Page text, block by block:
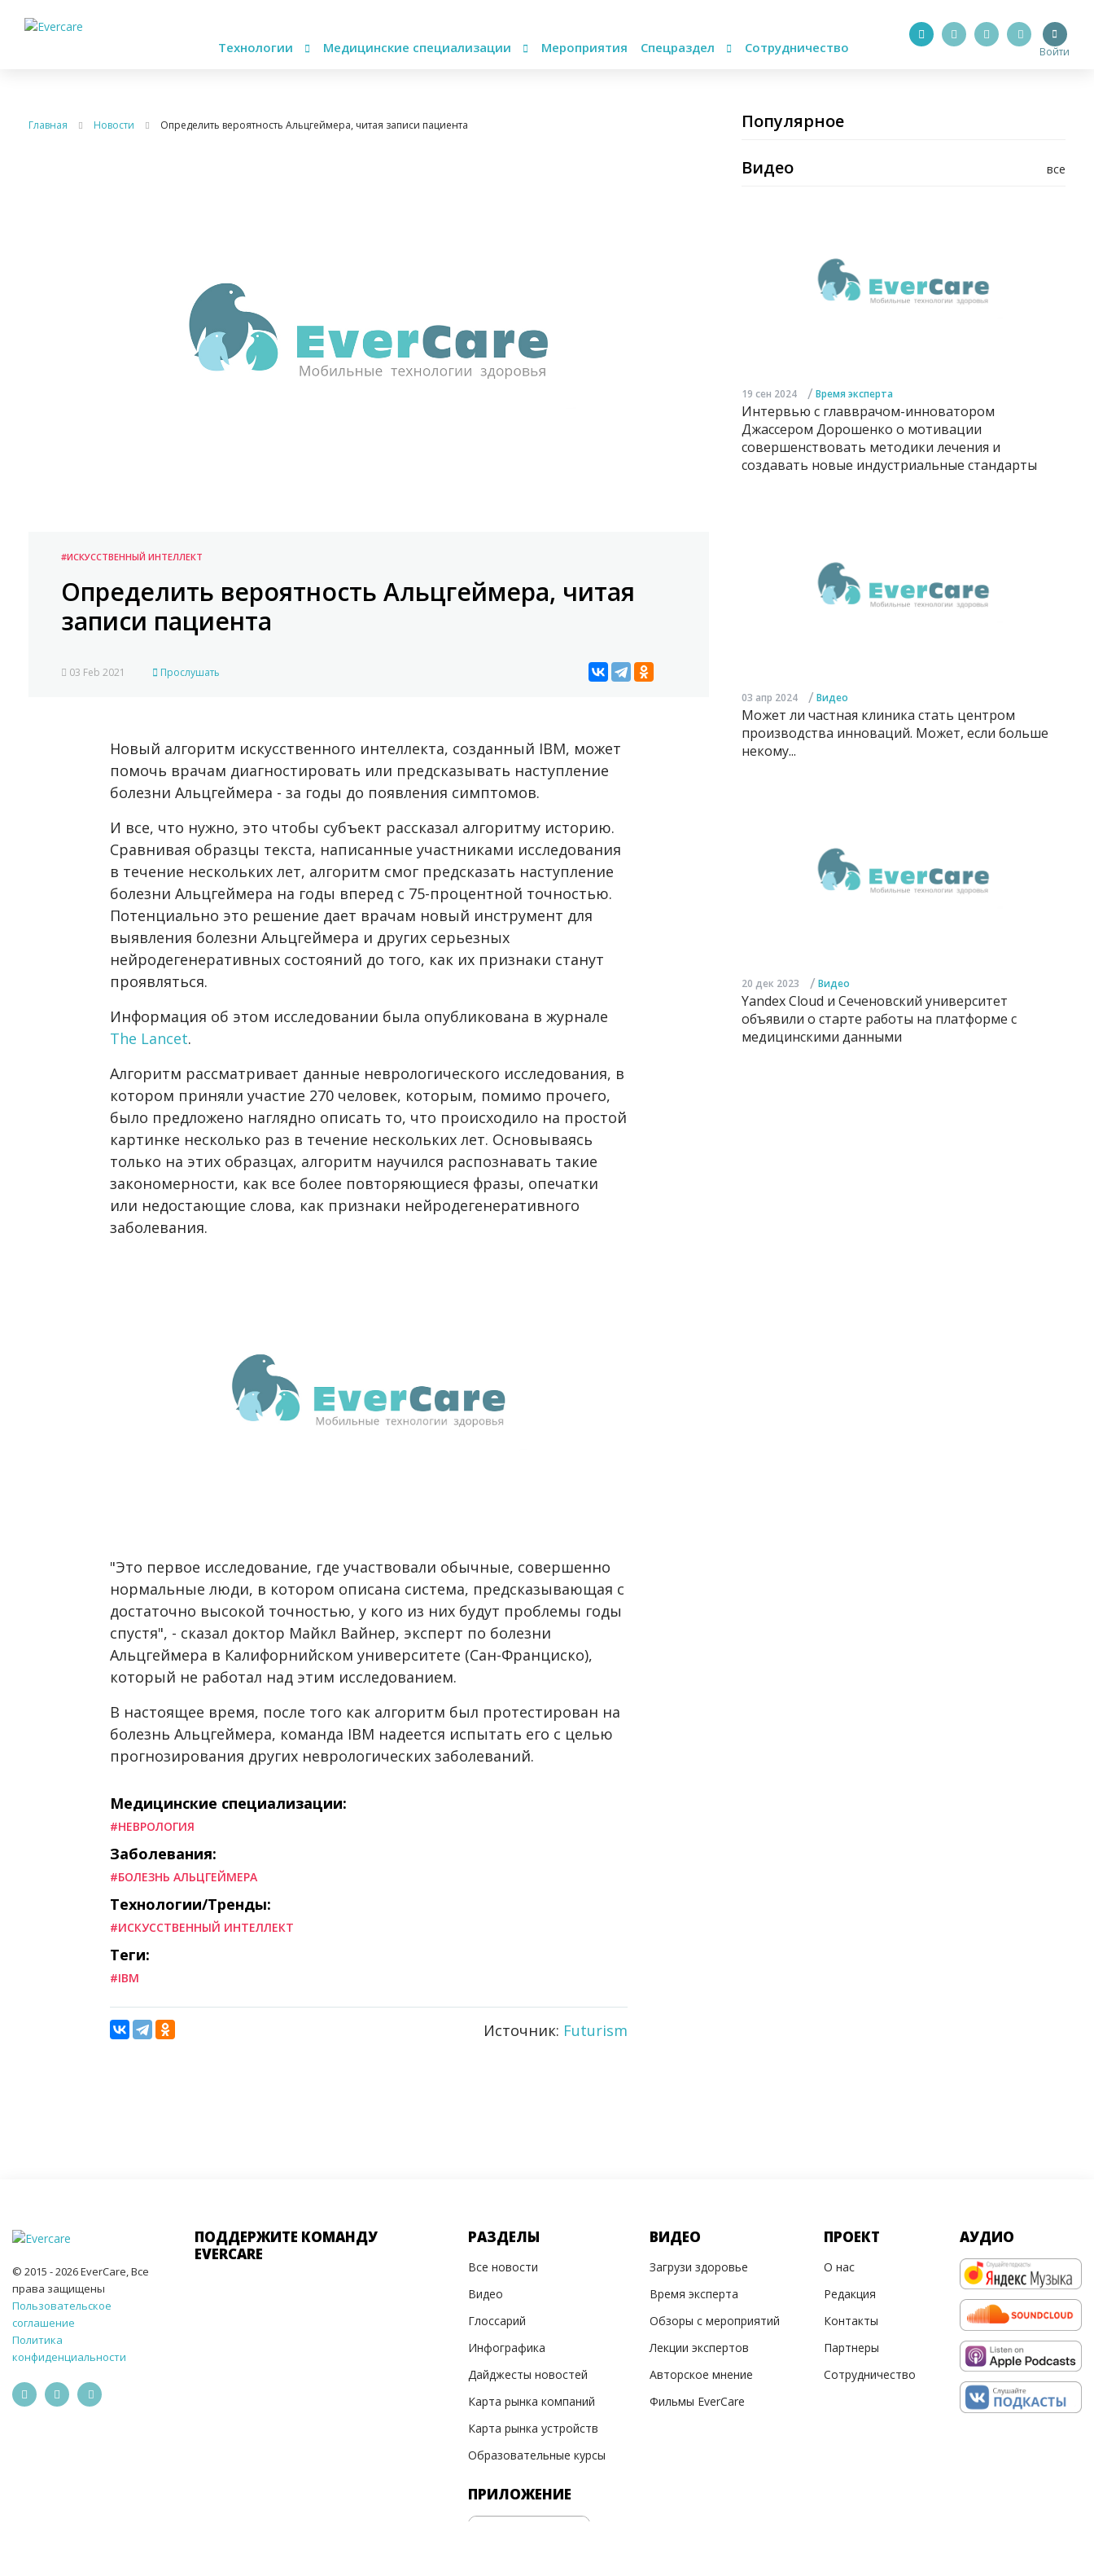
Технологии Медицинские специализации Мероприятия Спецраздел Сотрудничество Войти
Главная Новости Определить вероятность Альцгеймера, читая записи пациента
#ИСКУССТВЕННЫЙ ИНТЕЛЛЕКТ
Определить вероятность Альцгеймера, читая
записи пациента
03 Feb 2021 Прослушать
Новый алгоритм искусственного интеллекта, созданный IBM, может
помочь врачам диагностировать или предсказывать наступление
болезни Альцгеймера - за годы до появления симптомов.
И все, что нужно, это чтобы субъект рассказал алгоритму историю.
Сравнивая образцы текста, написанные участниками исследования
в течение нескольких лет, алгоритм смог предсказать наступление
болезни Альцгеймера на годы вперед с 75-процентной точностью.
Потенциально это решение дает врачам новый инструмент для
выявления болезни Альцгеймера и других серьезных
нейродегенеративных состояний до того, как их признаки станут
проявляться.
Информация об этом исследовании была опубликована в журнале
The Lancet.
Алгоритм рассматривает данные неврологического исследования, в
котором приняли участие 270 человек, которым, помимо прочего,
было предложено наглядно описать то, что происходило на простой
картинке несколько раз в течение нескольких лет. Основываясь
только на этих образцах, алгоритм научился распознавать такие
закономерности, как все более повторяющиеся фразы, опечатки
или недостающие слова, как признаки нейродегенеративного
заболевания.
"Это первое исследование, где участвовали обычные, совершенно
нормальные люди, в котором описана система, предсказывающая с
достаточно высокой точностью, у кого из них будут проблемы годы
спустя", - сказал доктор Майкл Вайнер, эксперт по болезни
Альцгеймера в Калифорнийском университете (Сан-Франциско),
который не работал над этим исследованием.
В настоящее время, после того как алгоритм был протестирован на
болезнь Альцгеймера, команда IBM надеется испытать его с целью
прогнозирования других неврологических заболеваний.
Медицинские специализации:
#НЕВРОЛОГИЯ
Заболевания:
#БОЛЕЗНЬ АЛЬЦГЕЙМЕРА
Технологии/Тренды:
#ИСКУССТВЕННЫЙ ИНТЕЛЛЕКТ
Теги:
#IBM
Источник: Futurism
Популярное
все
Видео
19 сен 2024 / Время эксперта
Интервью с главврачом-инноватором
Джассером Дорошенко о мотивации
совершенствовать методики лечения и
создавать новые индустриальные стандарты
03 апр 2024 / Видео
Может ли частная клиника стать центром
производства инноваций. Может, если больше
некому...
20 дек 2023 / Видео
Yandex Cloud и Сеченовский университет
объявили о старте работы на платформе с
медицинскими данными
© 2015 - 2026 EverCare, Все
права защищены
Пользовательское
соглашение
Политика
конфиденциальности
ПОДДЕРЖИТЕ КОМАНДУ
EVERCARE
РАЗДЕЛЫ
Все новости
Видео
Глоссарий
Инфографика
Дайджесты новостей
Карта рынка компаний
Карта рынка устройств
Образовательные курсы
ПРИЛОЖЕНИЕ
ВИДЕО
Загрузи здоровье
Время эксперта
Обзоры с мероприятий
Лекции экспертов
Авторское мнение
Фильмы EverCare
ПРОЕКТ
О нас
Редакция
Контакты
Партнеры
Сотрудничество
АУДИО